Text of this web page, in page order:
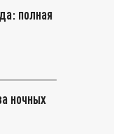
полная
ночных